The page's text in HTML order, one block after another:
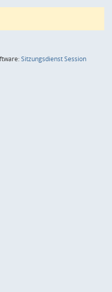
SitzungsdienstSession(Wird in